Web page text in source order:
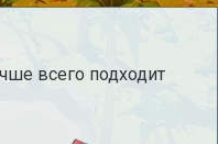
всего подходит